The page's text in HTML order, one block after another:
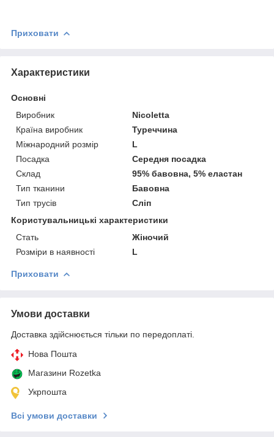
Приховати
Характеристики
Основні
Виробник
Nicoletta
Країна виробник
Туреччина
Міжнародний розмір
L
Посадка
Середня посадка
Склад
95% бавовна, 5% еластан
Тип тканини
Бавовна
Тип трусів
Сліп
Користувальницькі характеристики
Cтать
Жіночий
Розміри в наявності
L
Приховати
Умови доставки
Доставка здійснюється тільки по передоплаті.
Нова Пошта
Магазини Rozetka
Укрпошта
Всі умови доставки